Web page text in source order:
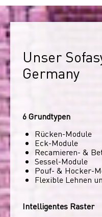
Unser
Germany
6 Grundtypen
Rücken-Module
Eck-Module
Recamieren- &
Sessel-Module
Pouf- & Hocker-
Flexible Lehnen
Intelligentes Raster